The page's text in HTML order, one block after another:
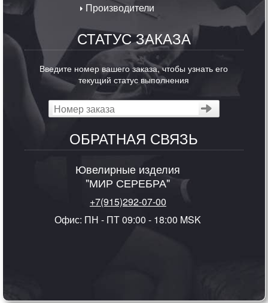
Производители
СТАТУС ЗАКАЗА
Введите номер вашего заказа, чтобы узнать его
текущий статус выполнения
ОБРАТНАЯ СВЯЗЬ
Ювелирные изделия
"МИР СЕРЕБРА"
+7(915)292-07-00
Офис: ПН - ПТ 09:00 - 18:00 MSK